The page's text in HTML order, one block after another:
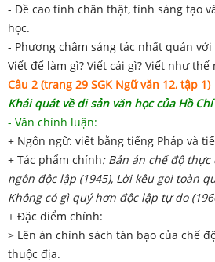
- Đề cao tính chân thật, tính sáng tạo
học.
- Phương châm sáng tác nhất quán với
Viết để làm gì? Viết cái gì? Viết như thế
Câu 2 (trang 29 SGK Ngữ văn 12, tập 1)
Khái quát về di sản văn học của Hồ
- Văn chính luận:
+ Ngôn ngữ: viết bằng tiếng Pháp và
+ Tác phẩm chính: Bản án chế độ thực
ngôn độc lập (1945), Lời kêu gọi toàn
Không có gì quý hơn độc lập tự do
+ Đặc điểm chính:
> Lên án chính sách tàn bạo của chế
thuộc địa.